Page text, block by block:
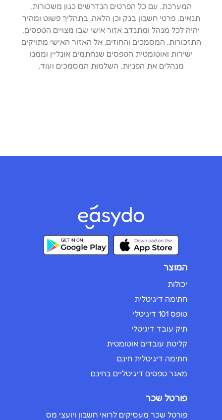
המערכת, עם כל הפרטים הנדרשים כגון משכורות,
תנאים, פרטי חשבון בנק וכן הלאה. בתהליך פשוט ומהיר
יהיה לכל מנהל ומתנדב אזור אישי שבו מצויים הטפסים,
התזכורות, המסמכים והחוזים. אל האזור האישי מתויקים
ישירות ואוטומטית הטפסים שנחתמים אונליין וממנו
מנהלים את הפניות, השלמות המסמכים ועוד.
המוצר
יכולות
חתימה דיגיטלית
טופס 101 דיגיטלי
תיק עובד דיגיטלי
קליטת עובדים אוטומטית
חתימה דיגיטלית חינם
מאגר טפסים דיגיטליים בחינם
פורטל שכר
פורטל שכר מעסיקים לרואי חשבון ויועצי מס